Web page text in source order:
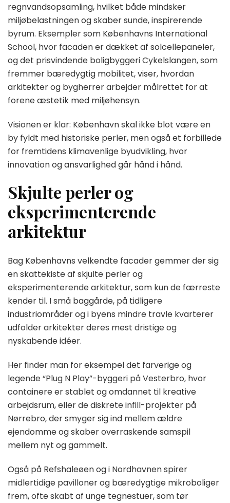
regnvandsopsamling, hvilket både mindsker
miljøbelastningen og skaber sunde, inspirerende
byrum. Eksempler som Københavns International
School, hvor facaden er dækket af solcellepaneler,
og det prisvindende boligbyggeri Cykelslangen, som
fremmer bæredygtig mobilitet, viser, hvordan
arkitekter og bygherrer arbejder målrettet for at
forene æstetik med miljøhensyn.
Visionen er klar: København skal ikke blot være en
by fyldt med historiske perler, men også et forbillede
for fremtidens klimavenlige byudvikling, hvor
innovation og ansvarlighed går hånd i hånd.
Skjulte perler og
eksperimenterende
arkitektur
Bag Københavns velkendte facader gemmer der sig
en skattekiste af skjulte perler og
eksperimenterende arkitektur, som kun de færreste
kender til. I små baggårde, på tidligere
industriområder og i byens mindre travle kvarterer
udfolder arkitekter deres mest dristige og
nyskabende idéer.
Her finder man for eksempel det farverige og
legende “Plug N Play”-byggeri på Vesterbro, hvor
containere er stablet og omdannet til kreative
arbejdsrum, eller de diskrete infill-projekter på
Nørrebro, der smyger sig ind mellem ældre
ejendomme og skaber overraskende samspil
mellem nyt og gammelt.
Også på Refshaleøen og i Nordhavnen spirer
midlertidige pavilloner og bæredygtige mikroboliger
frem, ofte skabt af unge tegnestuer, som tør